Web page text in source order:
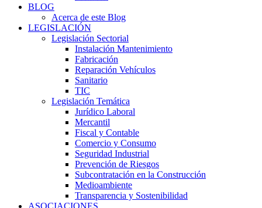
BLOG
Acerca de este Blog
LEGISLACIÓN
Legislación Sectorial
Instalación Mantenimiento
Fabricación
Reparación Vehículos
Sanitario
TIC
Legislación Temática
Jurídico Laboral
Mercantil
Fiscal y Contable
Comercio y Consumo
Seguridad Industrial
Prevención de Riesgos
Subcontratación en la Construcción
Medioambiente
Transparencia y Sostenibilidad
ASOCIACIONES